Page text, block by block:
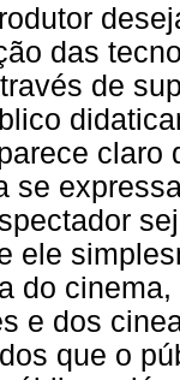
das
de
claro
se
ele
do
e dos
que o